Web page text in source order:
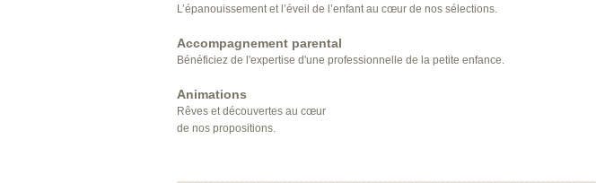
L’épanouissement et l’éveil de l’enfant au cœur de nos sélections.
Accompagnement parental
Bénéficiez de l'expertise d'une professionnelle de la petite enfance.
Animations
Rêves et découvertes au cœur
de nos propositions.